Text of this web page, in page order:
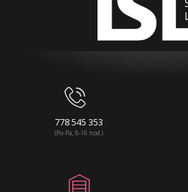
778 545 353
(Po-Pá, 8-16 hod.)